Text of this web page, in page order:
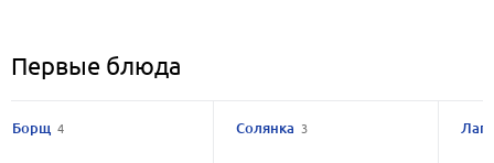
Первые блюда
Борщ 4 Солянка 3